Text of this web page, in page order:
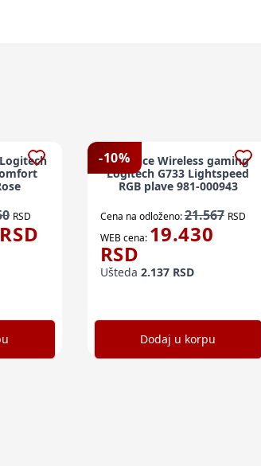
RSD
-10%
Slušalice Wireless gaming
Logitech G733 Lightspeed
RGB plave 981-000943
Cena na odloženo:21.567 RSD
WEB cena: 19.430
RSD
Ušteda 2.137RSD
Dodaj u korpu